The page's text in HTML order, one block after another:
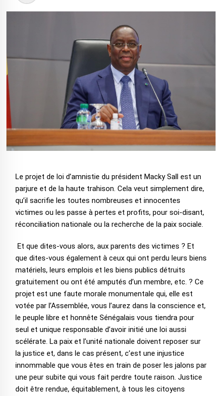
Le projet de loi d’amnistie du président Macky Sall est un
parjure et de la haute trahison. Cela veut simplement dire,
qu’il sacrifie les toutes nombreuses et innocentes
victimes ou les passe à pertes et profits, pour soi-disant,
réconciliation nationale ou la recherche de la paix sociale.
Et que dites-vous alors, aux parents des victimes ? Et
que dites-vous également à ceux qui ont perdu leurs biens
matériels, leurs emplois et les biens publics détruits
gratuitement ou ont été amputés d’un membre, etc. ? Ce
projet est une faute morale monumentale qui, elle est
votée par l’Assemblée, vous l’aurez dans la conscience et,
le peuple libre et honnête Sénégalais vous tiendra pour
seul et unique responsable d’avoir initié une loi aussi
scélérate. La paix et l’unité nationale doivent reposer sur
la justice et, dans le cas présent, c’est une injustice
innommable que vous êtes en train de poser les jalons par
une peur subite qui vous fait perdre toute raison. Justice
doit être rendue, équitablement, à tous les citoyens